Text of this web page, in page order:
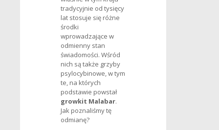
tradycyjnie od tysięcy
lat stosuje się różne
środki
wprowadzające w
odmienny stan
świadomości. Wśród
nich są także grzyby
psylocybinowe, w tym
te, na których
podstawie powstał
growkit Malabar.
Jak poznaliśmy tę
odmianę?